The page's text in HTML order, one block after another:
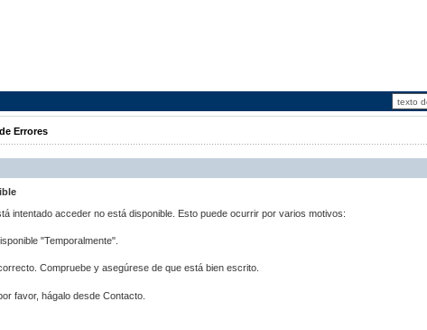
Errores
intentado acceder no está disponible. Esto puede ocurrir por varios motivos:
"Temporalmente".
Compruebe y asegúrese de que está bien escrito.
favor, hágalo desde Contacto.